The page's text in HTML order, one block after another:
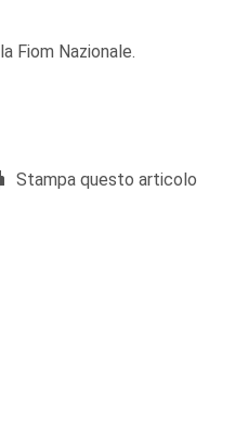
Fiom Nazionale.
Stampa questo articolo